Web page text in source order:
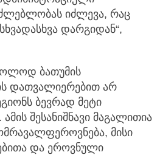
იძლევა, რაც
დარგიდან“,
ბათუმის
დათვალიერებით არ
ბევრად მეტი
შესანიშნავი მაგალითია
მისი
და ეროვნული